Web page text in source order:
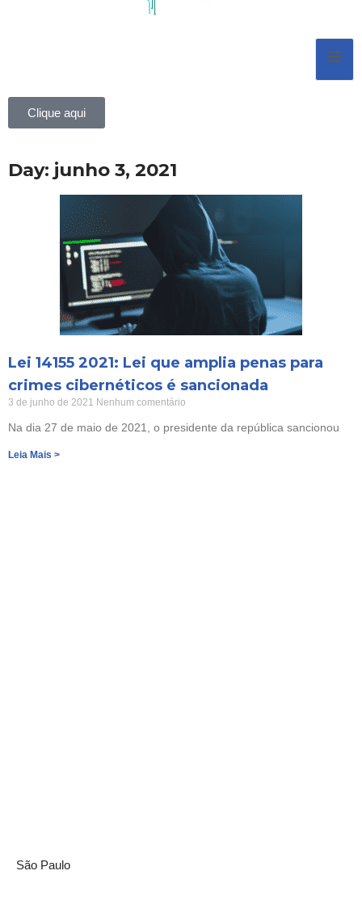
Clique aqui
Day: junho 3, 2021
Lei 14155 2021: Lei que amplia penas para
crimes cibernéticos é sancionada
3 de junho de 2021 Nenhum comentário
Na dia 27 de maio de 2021, o presidente da república sancionou
Leia Mais >
São Paulo